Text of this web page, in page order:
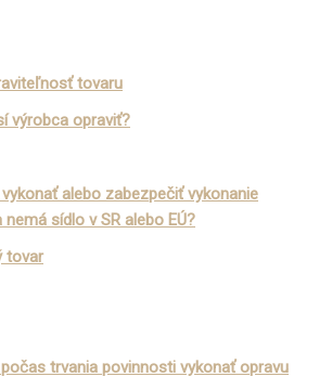
tovaru
výrobca opraviť?
alebo zabezpečiť vykonanie
sídlo v SR alebo EÚ?
tovar
trvania povinnosti vykonať opravu